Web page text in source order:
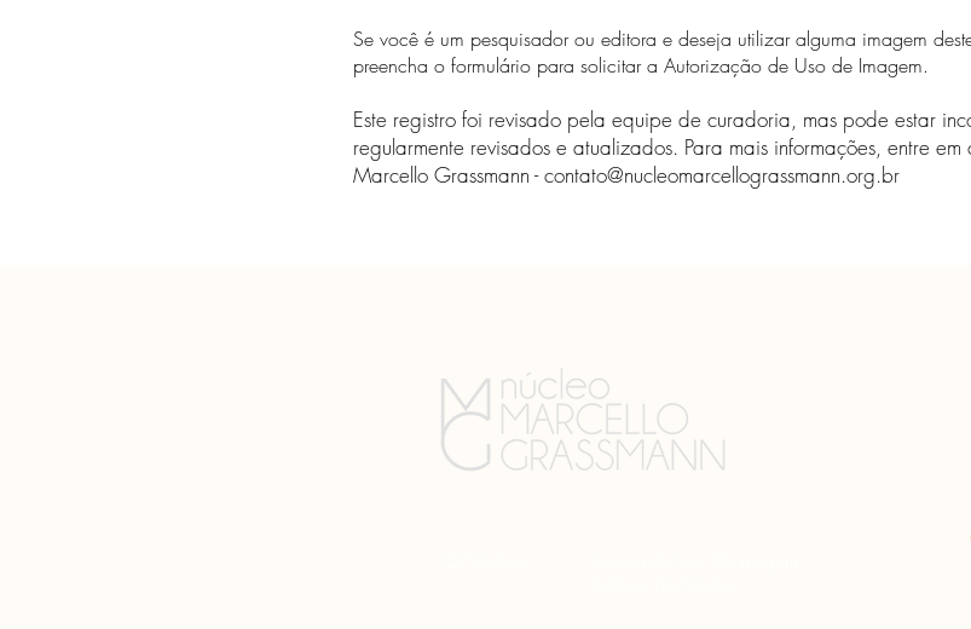
Se você é um pesquisador ou editora e deseja utilizar alguma imagem
preencha o formulário para solicitar a Autorização de Uso de Imagem.
Este registro foi revisado pela equipe de curadoria, mas pode estar
regularmente revisados ​​e atualizados. Para mais informações, entre
Marcello Grassmann -contato@nucleomarcellograssmann.org.br